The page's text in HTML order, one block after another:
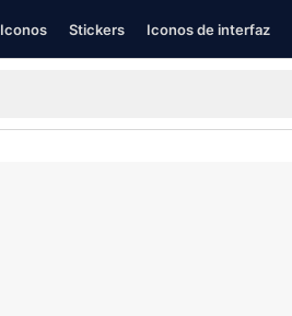
Iconos Stickers Iconos de interfaz